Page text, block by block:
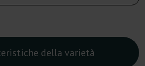
della varietà